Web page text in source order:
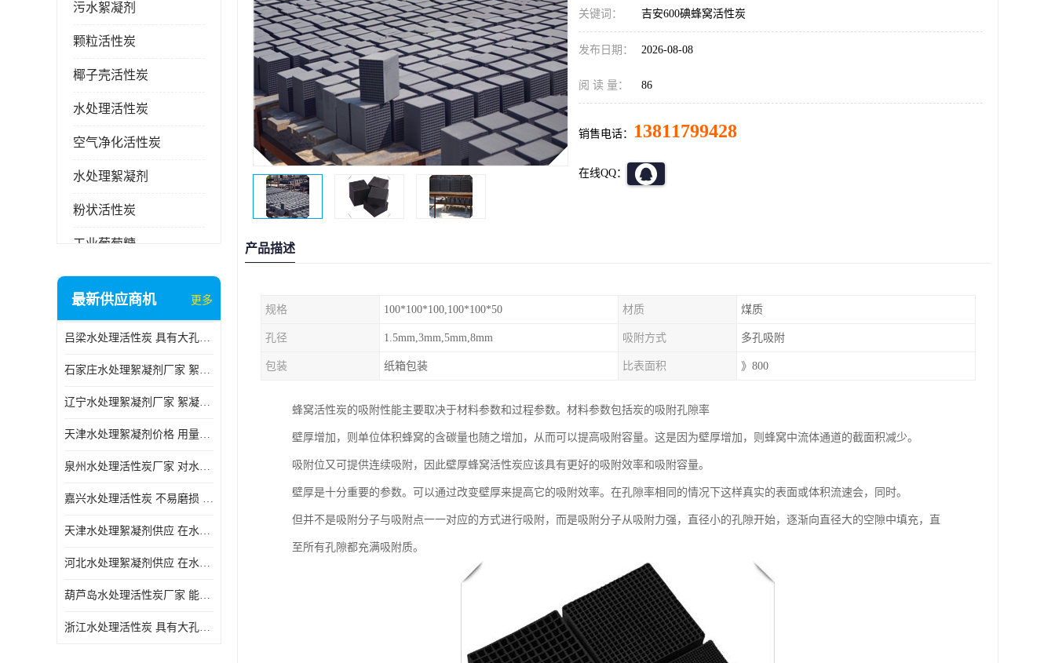
污水絮凝剂
颗粒活性炭
椰子壳活性炭
水处理活性炭
空气净化活性炭
水处理絮凝剂
粉状活性炭
工业葡萄糖
废气处理活性炭
块状活性炭
最新供应商机 更多
吕梁水处理活性炭 具有大孔结构 适用于多种水处理工艺和需求
石家庄水处理絮凝剂厂家 絮凝速度快 便于后续的沉淀和过滤处理
辽宁水处理絮凝剂厂家 絮凝效果好 使水质得到明显的改善
天津水处理絮凝剂价格 用量相对较少 便于后续的沉淀和过滤处理
泉州水处理活性炭厂家 对水中的微小颗粒有较好的去除效果
嘉兴水处理活性炭 不易磨损 碎裂和粉化 能够吸附大分子有机物
天津水处理絮凝剂供应 在水中的稳定性较好 絮凝速度快
河北水处理絮凝剂供应 在水中的稳定性较好 用量相对较少
葫芦岛水处理活性炭厂家 能够吸附大分子有机物 可再生能力较强
浙江水处理活性炭 具有大孔结构 具有较高的吸附能力
关键词： 吉安600碘蜂窝活性炭
发布日期： 2026-08-08
阅 读 量： 86
销售电话： 13811799428
在线QQ：
产品描述
规格 100*100*100,100*100*50 材质 煤质
孔径 1.5mm,3mm,5mm,8mm 吸附方式 多孔吸附
包装 纸箱包装 比表面积 》800
蜂窝活性炭的吸附性能主要取决于材料参数和过程参数。材料参数包括炭的吸附孔隙率
壁厚增加，则单位体积蜂窝的含碳量也随之增加，从而可以提高吸附容量。这是因为壁厚增加，则蜂窝中流体通道的截面积减少。
吸附位又可提供连续吸附，因此壁厚蜂窝活性炭应该具有更好的吸附效率和吸附容量。
壁厚是十分重要的参数。可以通过改变壁厚来提高它的吸附效率。在孔隙率相同的情况下这样真实的表面或体积流速会，同时。
但并不是吸附分子与吸附点一一对应的方式进行吸附，而是吸附分子从吸附力强，直径小的孔隙开始，逐渐向直径大的空隙中填充，直
至所有孔隙都充满吸附质。